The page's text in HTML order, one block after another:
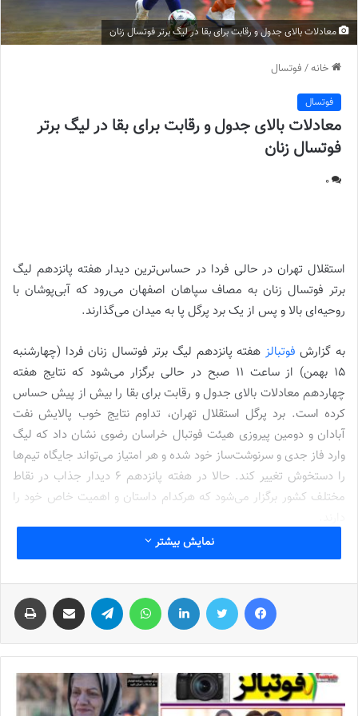
معادلات بالای جدول و رقابت برای بقا در لیگ برتر فوتسال زنان
خانه/ فوتسال
فوتسال
معادلات بالای جدول و رقابت برای بقا در لیگ برتر
فوتسال زنان
0
استقلال تهران در حالی فردا در حساس‌ترین دیدار هفته پانزدهم لیگ
برتر فوتسال زنان به مصاف سپاهان اصفهان می‌رود که آبی‌پوشان با
روحیه‌ای بالا و پس از یک برد پرگل پا به میدان می‌گذارند.
به گزارش فوتبالز هفته پانزدهم لیگ برتر فوتسال زنان فردا (چهارشنبه
۱۵ بهمن) از ساعت ۱۱ صبح در حالی برگزار می‌شود که نتایج هفته
چهاردهم معادلات بالای جدول و رقابت برای بقا را بیش از پیش حساس
کرده است. برد پرگل استقلال تهران، تداوم نتایج خوب پالایش نفت
آبادان و دومین پیروزی هیئت فوتبال خراسان رضوی نشان داد که لیگ
وارد فاز جدی و سرنوشت‌ساز خود شده و هر امتیاز می‌تواند جایگاه تیم‌ها
را دستخوش تغییر کند. حالا در هفته پانزدهم ۶ دیدار جذاب در نقاط
مختلف کشور برگزار می‌شود که هرکدام داستان و اهمیت خاص خود را
در آبادان پالایش نفت میزبان مس کرمان است. پالایش نفت که هفته
گذشته با پیروزی ۵ بر صفر مقابل ملی حفاری اهواز قدرت خود را به رخ
کشید این هفته به دنبال تثبیت جایگاهش در جمع تیم‌های بالانشین
است. شاگردان پریسا امامی با خط حمله‌ای زهردار یکی از آماده‌ترین
تیم‌های این روزهای لیگ محسوب می‌شوند. در مقابل مس کرمان که
هفته قبل برابر سپاهان به تساوی رضایت داد به دنبال کسب امتیاز در
یک دیدار دشوار خارج از خانه است. این مسابقه می‌تواند یکی از
دیدارهای جذاب هفته باشد.
نمایش بیشتر